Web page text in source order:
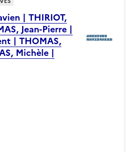
| THIRIOT,
Jean-Pierre |
| THOMAS,
Michèle |